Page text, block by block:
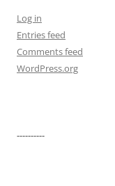
Log in
Entries feed
Comments feed
WordPress.org
----------